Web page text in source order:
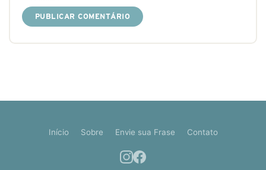
Início Sobre Envie sua Frase Contato